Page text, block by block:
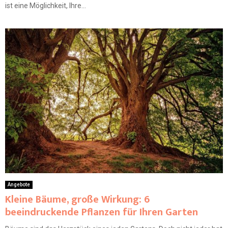
ist eine Möglichkeit, Ihre...
Angebote
Kleine Bäume, große Wirkung: 6
beeindruckende Pflanzen für Ihren Garten